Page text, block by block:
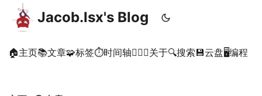
Jacob.lsx's Blog
🏠主页📚文章🧩标签⏱时间轴🙋🏻‍♂️关于🔍搜索💾云盘🖥️编程